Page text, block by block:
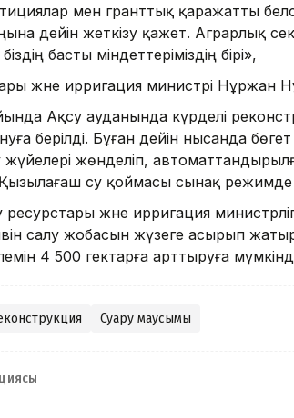
мен гранттық қаражатты
дейін жеткізу қажет. Аграрлық
басты міндеттеріміздің бірі»,
және ирригация министрі Нұржан
Ақсу ауданында күрделі
берілді. Бұған дейін нысанда
жүйелері жөнделіп,
су қоймасы сынақ режимде
ресурстары және ирригация
салу жобасын жүзеге асырып
4 500 гектарға арттыруға
Суару маусымы